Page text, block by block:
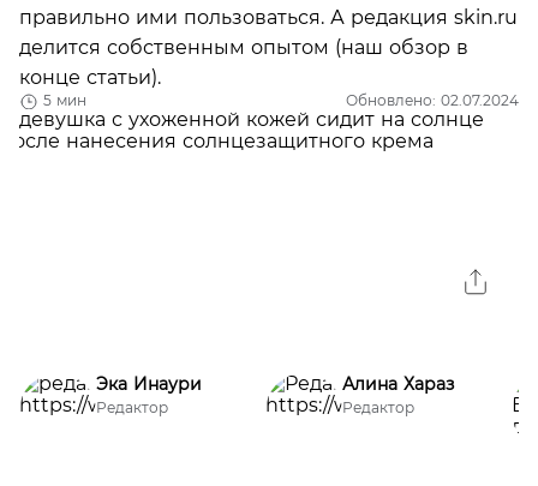
5 мин Обновлено: 02.07.2024
правильно ими пользоваться. А редакция skin.ru
делится собственным опытом (наш обзор в
конце статьи).
Эка Инаури
Редактор
Алина Хараз
Редактор